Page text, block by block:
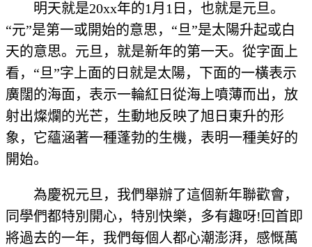
明天就是20xx年的1月1日，也就是元旦。
“元”是第一或開始的意思，“旦”是太陽升起或白
天的意思。元旦，就是新年的第一天。從字面上
看，“旦”字上面的日就是太陽，下面的一橫表示
廣闊的海面，表示一輪紅日從海上噴薄而出，放
射出燦爛的光芒，生動地反映了旭日東升的形
象，它蘊涵著一種蓬勃的生機，表明一種美好的
開始。
為慶祝元旦，我們舉辦了這個新年聯歡會，
同學們都特別開心，特別快樂，多有趣呀!回首即
將過去的一年，我們每個人都心潮澎湃，感慨萬